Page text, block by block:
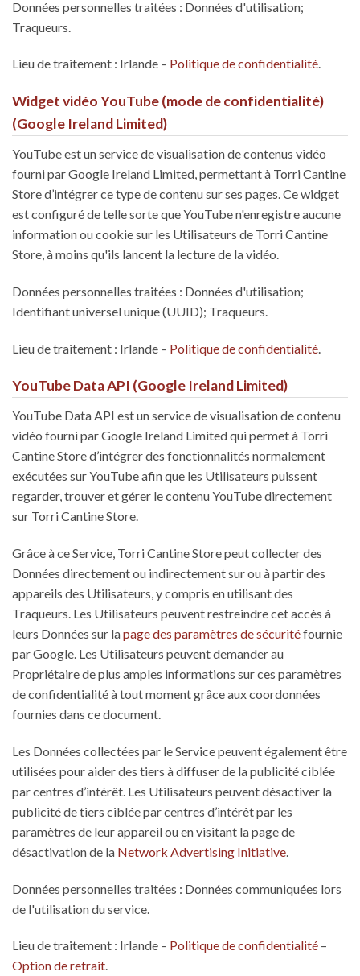
Données personnelles traitées : Données d'utilisation;
Traqueurs.
Lieu de traitement : Irlande – Politique de confidentialité.
Widget vidéo YouTube (mode de confidentialité)
(Google Ireland Limited)
YouTube est un service de visualisation de contenus vidéo
fourni par Google Ireland Limited, permettant à Torri Cantine
Store d’intégrer ce type de contenu sur ses pages. Ce widget
est configuré de telle sorte que YouTube n'enregistre aucune
information ou cookie sur les Utilisateurs de Torri Cantine
Store, à moins qu'ils lancent la lecture de la vidéo.
Données personnelles traitées : Données d'utilisation;
Identifiant universel unique (UUID); Traqueurs.
Lieu de traitement : Irlande – Politique de confidentialité
YouTube Data API (Google Ireland Limited)
YouTube Data API est un service de visualisation de contenu
vidéo fourni par Google Ireland Limited qui permet à Torri
Cantine Store d’intégrer des fonctionnalités normalement
exécutées sur YouTube afin que les Utilisateurs puissent
regarder, trouver et gérer le contenu YouTube directement
sur Torri Cantine Store.
Grâce à ce Service, Torri Cantine Store peut collecter des
Données directement ou indirectement sur ou à partir des
appareils des Utilisateurs, y compris en utilisant des
Traqueurs. Les Utilisateurs peuvent restreindre cet accès à
leurs Données sur lapage des paramètres de sécuritéfournie
par Google. Les Utilisateurs peuvent demander au
Propriétaire de plus amples informations sur ces paramètres
de confidentialité à tout moment grâce aux coordonnées
fournies dans ce document.
Les Données collectées par le Service peuvent également être
utilisées pour aider des tiers à diffuser de la publicité ciblée
par centres d’intérêt. Les Utilisateurs peuvent désactiver la
publicité de tiers ciblée par centres d’intérêt par les
paramètres de leur appareil ou en visitant la page de
désactivation de la Network Advertising Initiative
Données personnelles traitées : Données communiquées lors
de l'utilisation du service.
Lieu de traitement : Irlande – Politique de confidentialité –
Option de retrait.